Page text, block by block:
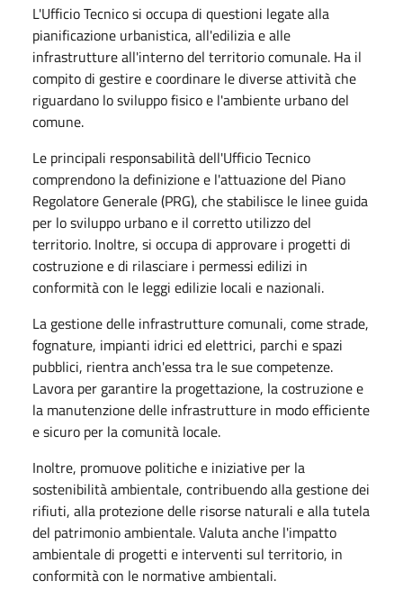
L'Ufficio Tecnico si occupa di questioni legate alla
pianificazione urbanistica, all'edilizia e alle
infrastrutture all'interno del territorio comunale. Ha il
compito di gestire e coordinare le diverse attività che
riguardano lo sviluppo fisico e l'ambiente urbano del
comune.
Le principali responsabilità dell'Ufficio Tecnico
comprendono la definizione e l'attuazione del Piano
Regolatore Generale (PRG), che stabilisce le linee guida
per lo sviluppo urbano e il corretto utilizzo del
territorio. Inoltre, si occupa di approvare i progetti di
costruzione e di rilasciare i permessi edilizi in
conformità con le leggi edilizie locali e nazionali.
La gestione delle infrastrutture comunali, come strade,
fognature, impianti idrici ed elettrici, parchi e spazi
pubblici, rientra anch'essa tra le sue competenze.
Lavora per garantire la progettazione, la costruzione e
la manutenzione delle infrastrutture in modo efficiente
e sicuro per la comunità locale.
Inoltre, promuove politiche e iniziative per la
sostenibilità ambientale, contribuendo alla gestione dei
rifiuti, alla protezione delle risorse naturali e alla tutela
del patrimonio ambientale. Valuta anche l'impatto
ambientale di progetti e interventi sul territorio, in
conformità con le normative ambientali.